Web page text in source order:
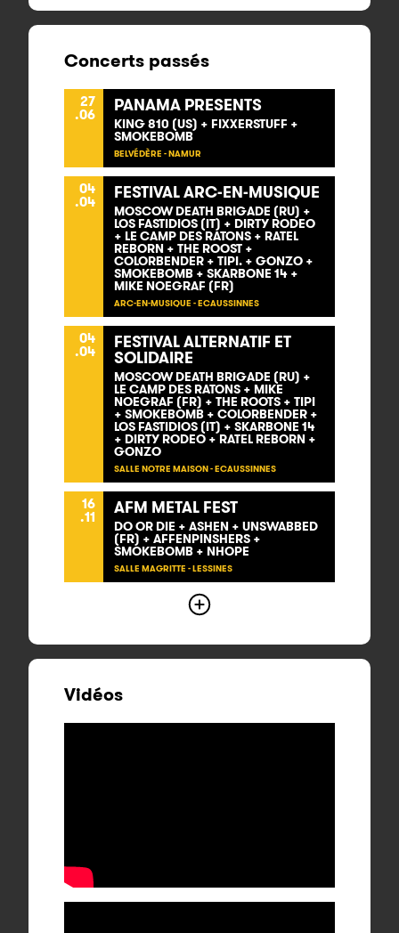
Concerts passés
27
.06 PANAMA PRESENTS
KING 810 (US) + FIXXERSTUFF +
SMOKEBOMB
BELVÉDÈRE - NAMUR
04
.04 FESTIVAL ARC-EN-MUSIQUE
MOSCOW DEATH BRIGADE (RU) +
LOS FASTIDIOS (IT) + DIRTY RODEO
+ LE CAMP DES RATONS + RATEL
REBORN + THE ROOST +
COLORBENDER + TIPI. + GONZO +
SMOKEBOMB + SKARBONE 14 +
MIKE NOEGRAF (FR)
ARC-EN-MUSIQUE - ECAUSSINNES
04
.04 FESTIVAL ALTERNATIF ET
SOLIDAIRE
MOSCOW DEATH BRIGADE (RU) +
LE CAMP DES RATONS + MIKE
NOEGRAF (FR) + THE ROOTS + TIPI
+ SMOKEBOMB + COLORBENDER +
LOS FASTIDIOS (IT) + SKARBONE 14
+ DIRTY RODEO + RATEL REBORN +
GONZO
SALLE NOTRE MAISON - ECAUSSINNES
16
.11 AFM METAL FEST
DO OR DIE + ASHEN + UNSWABBED
(FR) + AFFENPINSHERS +
SMOKEBOMB + NHOPE
SALLE MAGRITTE - LESSINES
Vidéos